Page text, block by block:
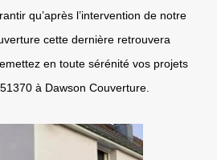
qu’après l’intervention de notre
cette dernière retrouvera
en toute sérénité vos projets
à Dawson Couverture.